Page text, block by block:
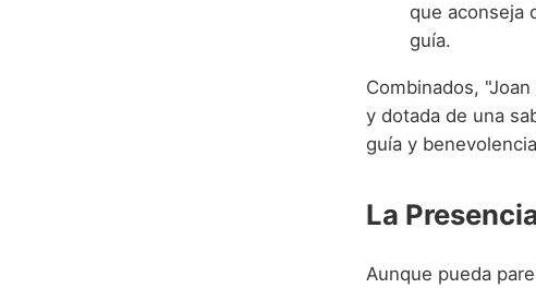
que aconseja
guía.
Combinados,
y dotada de una
guía y
La
Aunque pueda